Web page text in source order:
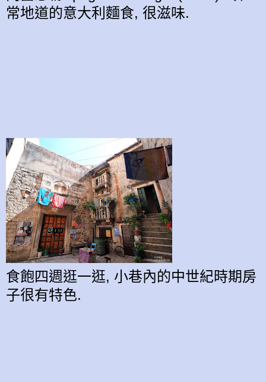
常地道的意大利麵食, 很滋味.
食飽四週逛一逛, 小巷內的中世紀時期房
子很有特色.